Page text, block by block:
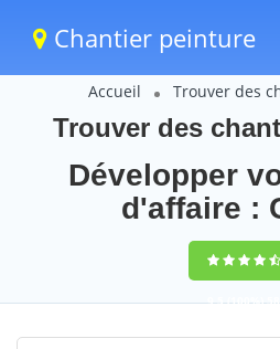
Chantier peinture
Accueil Trouver des
Trouver des
Développer
d'affaire :
9,5(100%)58
votes